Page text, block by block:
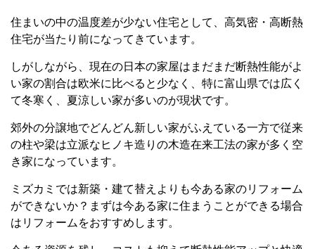
住まいの中の温度差が少ない住宅として、高気密・高断熱
住宅が当たり前になってきています。
しがしながら、現在の日本の家屋はまだまだ断熱性能がよ
い家の割合は欧米に比べると少なく、特に富山県では広く
て冬寒く、夏涼しい家が多いのが現状です。
郊外の分譲地でどんどん新しい家がふえている一方で従来
の柱や梁は立派なヒノキ造りの木造在来工法の家が多く空
き家になっています。
ミズカミでは新築・建て替えよりも今ある家のリフォーム
ができないか？まずは今ある家に住まうことができる場合
はリフォームをおすすめします。